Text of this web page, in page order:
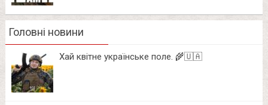
Головні новини
Хай квітне українське поле. 🌾🇺🇦